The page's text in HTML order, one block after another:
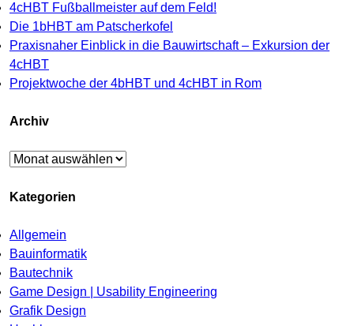
4cHBT Fußballmeister auf dem Feld!
Die 1bHBT am Patscherkofel
Praxisnaher Einblick in die Bauwirtschaft – Exkursion der
4cHBT
Projektwoche der 4bHBT und 4cHBT in Rom
Archiv
Archiv
Kategorien
Allgemein
Bauinformatik
Bautechnik
Game Design | Usability Engineering
Grafik Design